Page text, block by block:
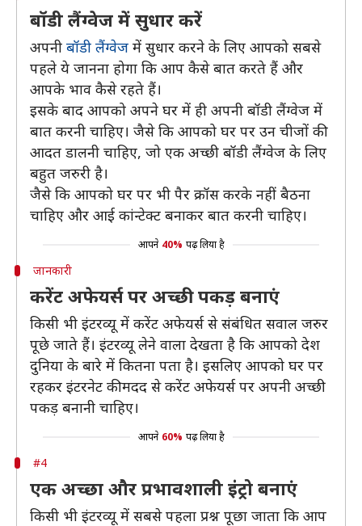
बॉडी लैंग्वेज में सुधार करें
अपनी बॉडी लैंग्वेज में सुधार करने के लिए आपको सबसे
पहले ये जानना होगा कि आप कैसे बात करते हैं और
आपके भाव कैसे रहते हैं।
इसके बाद आपको अपने घर में ही अपनी बॉडी लैंग्वेज में
बात करनी चाहिए। जैसे कि आपको घर पर उन चीजों की
आदत डालनी चाहिए, जो एक अच्छी बॉडी लैंग्वेज के लिए
बहुत जरुरी है।
जैसे कि आपको घर पर भी पैर क्रॉस करके नहीं बैठना
चाहिए और आई कांन्टेक्ट बनाकर बात करनी चाहिए।
आपने 40% पढ़ लिया है
जानकारी
करेंट अफेयर्स पर अच्छी पकड़ बनाएं
किसी भी इंटरव्यू में करेंट अफेयर्स से संबंधित सवाल जरुर
पूछे जाते हैं। इंटरव्यू लेने वाला देखता है कि आपको देश
दुनिया के बारे में कितना पता है। इसलिए आपको घर पर
रहकर इंटरनेट की मदद से करेंट अफेयर्स पर अपनी अच्छी
पकड़ बनानी चाहिए।
आपने 60% पढ़ लिया है
#4
एक अच्छा और प्रभावशाली इंट्रो बनाएं
किसी भी इंटरव्यू में सबसे पहला प्रश्न पूछा जाता कि आप